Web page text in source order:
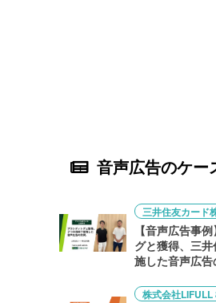
音声広告のケー
三井住友カード
【音声広告事
グと獲得、三
施した音声広
株式会社LIFULL